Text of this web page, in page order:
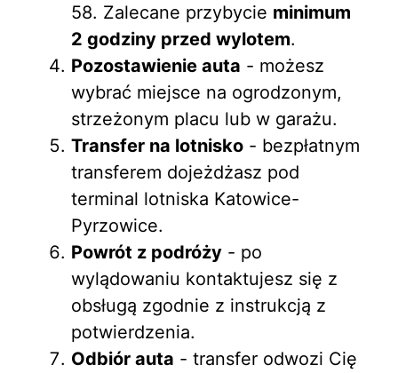
58. Zalecane przybycie minimum
2 godziny przed wylotem.
Pozostawienie auta - możesz
wybrać miejsce na ogrodzonym,
strzeżonym placu lub w garażu.
Transfer na lotnisko - bezpłatnym
transferem dojeżdżasz pod
terminal lotniska Katowice-
Pyrzowice.
Powrót z podróży - po
wylądowaniu kontaktujesz się z
obsługą zgodnie z instrukcją z
potwierdzenia.
Odbiór auta - transfer odwozi Cię